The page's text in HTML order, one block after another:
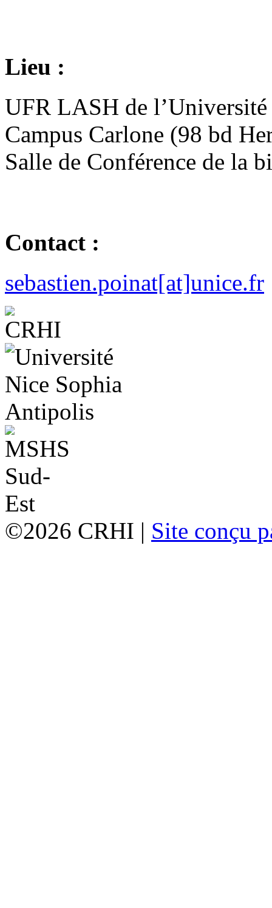
Lieu :
UFR LASH de
Campus Carlone (98 bd
Salle de Conférence de la
Contact :
sebastien.poinat[at]unice.fr
©2026 CRHI | Site conçu